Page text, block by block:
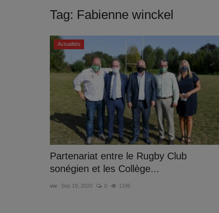
Tag: Fabienne winckel
Actualités
Partenariat entre le Rugby Club
sonégien et les Collège...
vw Sep 19, 2020 0 1196